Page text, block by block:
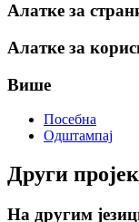
Алатке за
Алатке за
Више
Посебна
Одштампај
Други
На другим